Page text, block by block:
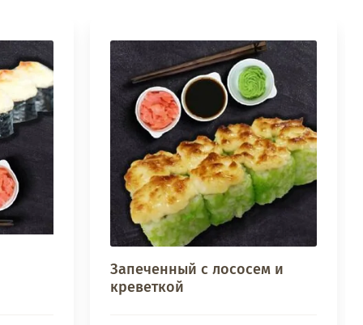
Запеченный с лососем и
креветкой